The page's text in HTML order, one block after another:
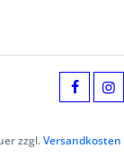
zzgl.Versandkosten